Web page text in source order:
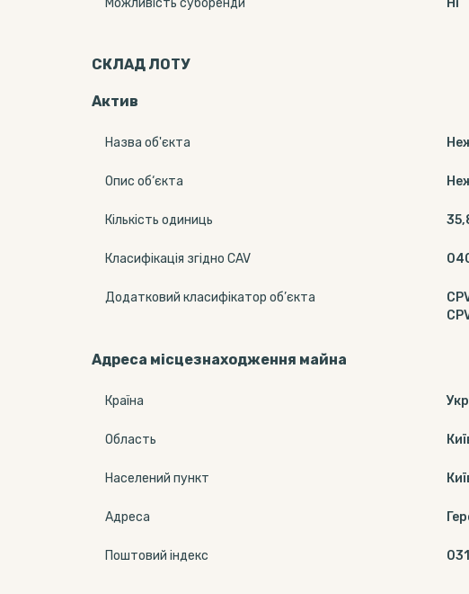
Можливість суборенди Ні
СКЛАД ЛОТУ
Актив
Назва об'єкта
Опис об‘єкта
Кількість одиниць
Класифікація згідно CAV
Додатковий класифікатор об’єкта
Адреса місцезнаходження майна
Країна
Область
Населений пункт
Адреса
Поштовий індекс